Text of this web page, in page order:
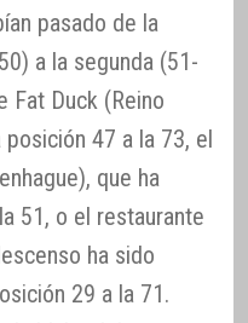
pasado de la
a la segunda (51-
Fat Duck (Reino
47 a la 73, el
que ha
51, o el restaurante
ha sido
29 a la 71.